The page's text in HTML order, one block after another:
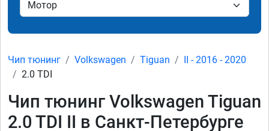
Чип тюнинг Volkswagen Tiguan
II - 2016 - 2020
2.0 TDI
Чип тюнинг Volkswagen Tiguan
2.0 TDI II в Санкт-Петербурге